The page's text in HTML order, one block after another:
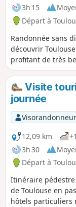
3h 15
Départ à
Randonnée sans
découvrir
profitant de très
Visite
journée
Visorandonneur
12,09 km
3h 30
Départ à
Itinéraire
de Toulouse en
hôtels particuliers